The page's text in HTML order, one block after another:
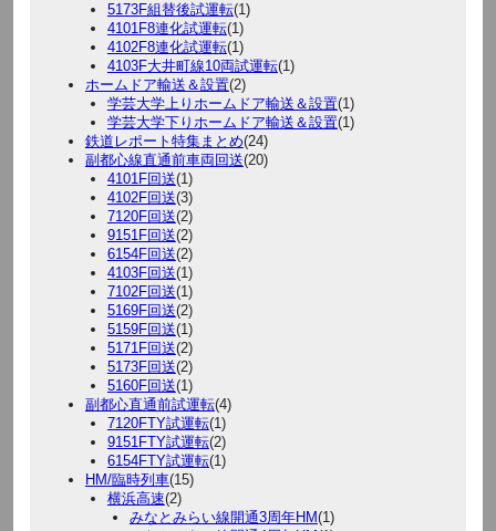
5173F組替後試運転(1)
4101F8連化試運転(1)
4102F8連化試運転(1)
4103F大井町線10両試運転(1)
ホームドア輸送＆設置(2)
学芸大学上りホームドア輸送＆設置(1)
学芸大学下りホームドア輸送＆設置(1)
鉄道レポート特集まとめ(24)
副都心線直通前車両回送(20)
4101F回送(1)
4102F回送(3)
7120F回送(2)
9151F回送(2)
6154F回送(2)
4103F回送(1)
7102F回送(1)
5169F回送(2)
5159F回送(1)
5171F回送(2)
5173F回送(2)
5160F回送(1)
副都心直通前試運転(4)
7120FTY試運転(1)
9151FTY試運転(2)
6154FTY試運転(1)
HM/臨時列車(15)
横浜高速(2)
みなとみらい線開通3周年HM(1)